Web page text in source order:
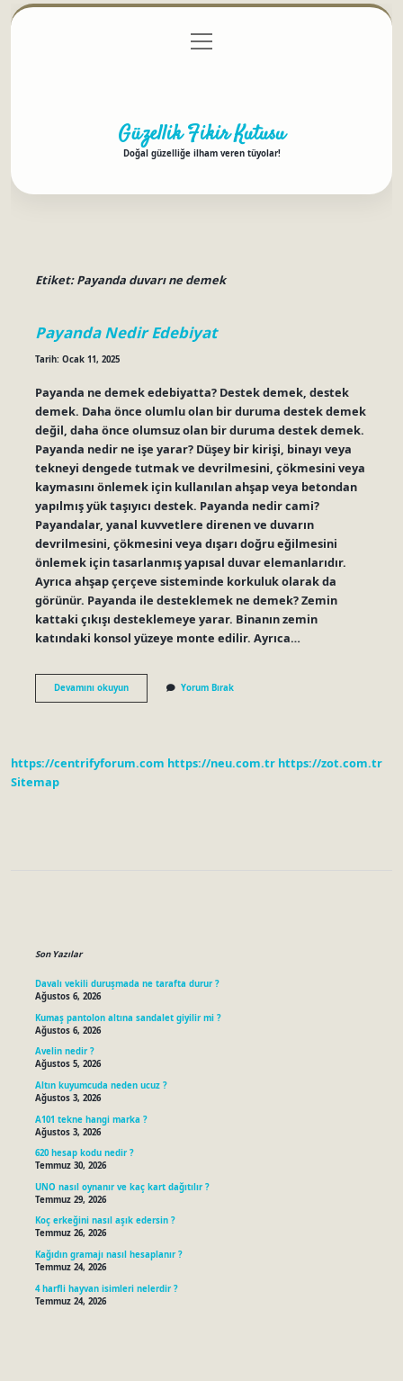
Gizlilik Politikası
menüyü
aç
Güzellik Fikir Kutusu
Doğal güzelliğe ilham veren tüyolar!
Etiket:Payanda duvarı ne demek
Payanda Nedir Edebiyat
Tarih: Ocak 11, 2025
Payanda ne demek edebiyatta? Destek demek, destek
demek. Daha önce olumlu olan bir duruma destek demek
değil, daha önce olumsuz olan bir duruma destek demek.
Payanda nedir ne işe yarar? Düşey bir kirişi, binayı veya
tekneyi dengede tutmak ve devrilmesini, çökmesini veya
kaymasını önlemek için kullanılan ahşap veya betondan
yapılmış yük taşıyıcı destek. Payanda nedir cami?
Payandalar, yanal kuvvetlere direnen ve duvarın
devrilmesini, çökmesini veya dışarı doğru eğilmesini
önlemek için tasarlanmış yapısal duvar elemanlarıdır.
Ayrıca ahşap çerçeve sisteminde korkuluk olarak da
görünür. Payanda ile desteklemek ne demek? Zemin
kattaki çıkışı desteklemeye yarar. Binanın zemin
katındaki konsol yüzeye monte edilir. Ayrıca…
Devamını okuyunPayanda
Nedir
Yorum Bırak
https://centrifyforum.com https://neu.com.tr https://zot.com.tr
Sitemap
Son Yazılar
Davalı vekili duruşmada ne tarafta durur ?
Ağustos 6, 2026
Kumaş pantolon altına sandalet giyilir mi ?
Ağustos 6, 2026
Avelin nedir ?
Ağustos 5, 2026
Altın kuyumcuda neden ucuz ?
Ağustos 3, 2026
A101 tekne hangi marka ?
Ağustos 3, 2026
620 hesap kodu nedir ?
Temmuz 30, 2026
UNO nasıl oynanır ve kaç kart dağıtılır ?
Temmuz 29, 2026
Koç erkeğini nasıl aşık edersin ?
Temmuz 26, 2026
Kağıdın gramajı nasıl hesaplanır ?
Temmuz 24, 2026
4 harfli hayvan isimleri nelerdir ?
Temmuz 24, 2026